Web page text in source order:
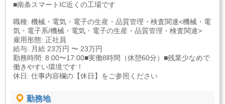
■南条スマートIC近くの工場です
職種: 機械・電気・電子の生産・品質管理・検査関連<機械・電
気・電子系/機械・電気・電子の生産・品質管理・検査関連>
雇用形態: 正社員
給与: 月給 23万円 〜 23万円
勤務時間: 8:00〜17:00■実働8時間（休憩60分）■残業少なめで
働きやすい環境です！
休日: 仕事内容欄の【休日】をご参照ください
勤務地